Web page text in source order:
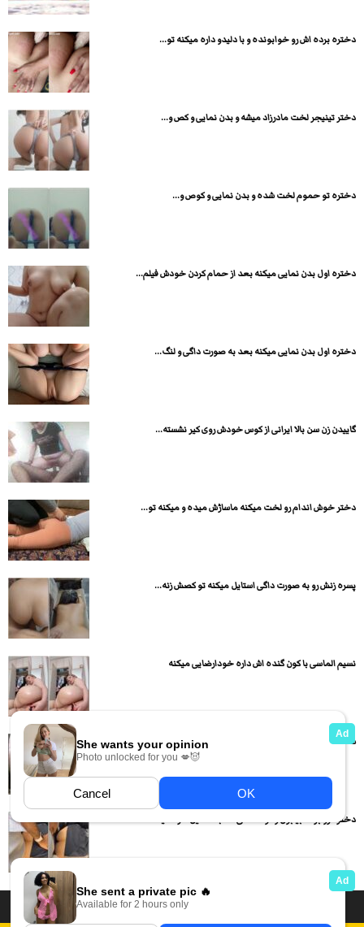
دختره برده اش رو خوابونده و با دلیدو داره میکنه تو...
دختر تینیجر لخت مادرزاد میشه و بدن نمایی و کص و...
دختره تو حموم لخت شده و بدن نمایی و کوص و...
دختره اول بدن نمایی میکنه بعد از حمام کردن خودش فیلم...
دختره اول بدن نمایی میکنه بعد به صورت داگی و لنگ...
گاییدن زن سن بالا ایرانی از کوس خودش روی کیر نشسته...
دختر خوش اندام رو لخت میکنه ماساژش میده و میکنه تو...
پسره زنش رو به صورت داگی استایل میکنه تو کصش زنه...
نسیم الماسی با کون گنده اش داره خودارضایی میکنه
ساک میزنه و کوسشو میده جوووون
دختره رو برده بیابون و تو صندلی عقب ماشین داره میکنه...